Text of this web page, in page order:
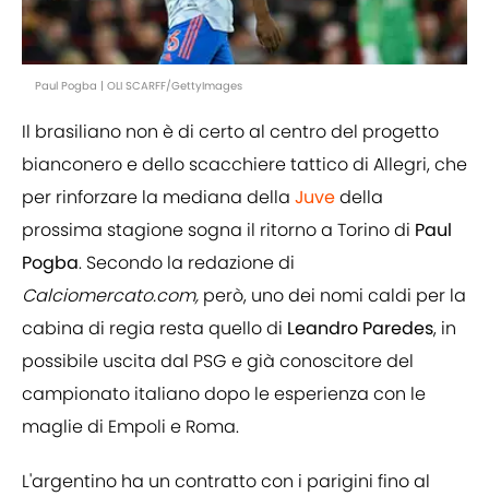
Paul Pogba | OLI SCARFF/GettyImages
Il brasiliano non è di certo al centro del progetto
bianconero e dello scacchiere tattico di Allegri, che
per rinforzare la mediana della Juvedella
prossima stagione sogna il ritorno a Torino di Paul
Pogba. Secondo la redazione di
Calciomercato.com, però, uno dei nomi caldi per la
cabina di regia resta quello di Leandro Paredes, in
possibile uscita dal PSG e già conoscitore del
campionato italiano dopo le esperienza con le
maglie di Empoli e Roma.
L'argentino ha un contratto con i parigini fino al